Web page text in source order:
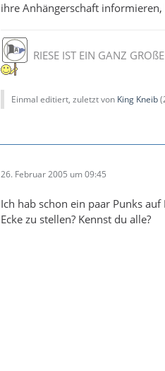
ihre Anhängerschaft
RIESE IST EIN GANZ
Einmal editiert, zuletzt von King Kneib(
26. Februar 2005 um 09:45
Ich hab schon ein paar Punks
Ecke zu stellen? Kennst du alle?